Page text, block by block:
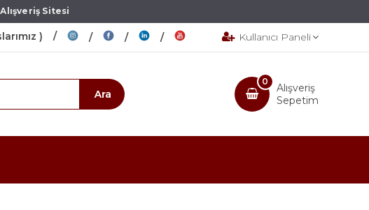
Sitesi
) Kullanıcı Paneli
Alışveriş
Sepetim
0